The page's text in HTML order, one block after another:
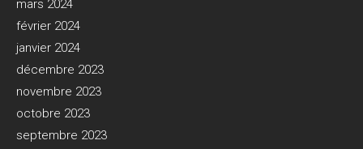
mars 2024
février 2024
janvier 2024
décembre 2023
novembre 2023
octobre 2023
septembre 2023